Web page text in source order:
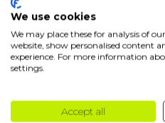
Produtos
Ano
A raquete de padel
We use cookies
We may place these for analysis of
website, show personalised content
experience. For more information
settings.
Accept all